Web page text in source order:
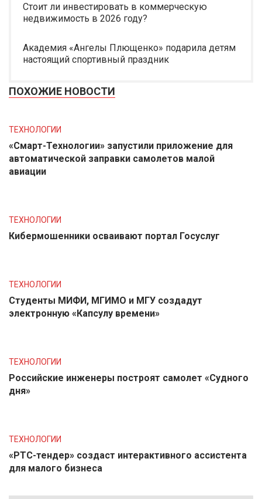
Стоит ли инвестировать в коммерческую
недвижимость в 2026 году?
Академия «Ангелы Плющенко» подарила детям
настоящий спортивный праздник
ПОХОЖИЕ НОВОСТИ
ТЕХНОЛОГИИ
«Смарт-Технологии» запустили приложение для
автоматической заправки самолетов малой
авиации
ТЕХНОЛОГИИ
Кибермошенники осваивают портал Госуслуг
ТЕХНОЛОГИИ
Студенты МИФИ, МГИМО и МГУ создадут
электронную «Капсулу времени»
ТЕХНОЛОГИИ
Российские инженеры построят самолет «Судного
дня»
ТЕХНОЛОГИИ
«РТС-тендер» создаст интерактивного ассистента
для малого бизнеса